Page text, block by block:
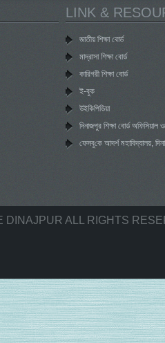
LINK &
জাতীয় শিক্ষা বোর্ড
মাদ্রাসা শিক্ষা বোর্ড
কারিগরী শিক্ষা বোর্ড
ই-বুক
উইকিপিডিয়া
দিনাজপুর শিক্ষা বোর্ড অফিসিয়াল
‌ফেসবু‌কে আদর্শ মহা‌বিদ্যালয়,
DINAJPUR ALL RIGHTS